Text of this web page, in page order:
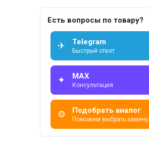
Есть вопросы по товару?
✈ Telegram
Быстрый ответ
✦ MAX
Консультация
⚙ Подобрать аналог
Поможем выбрать замену